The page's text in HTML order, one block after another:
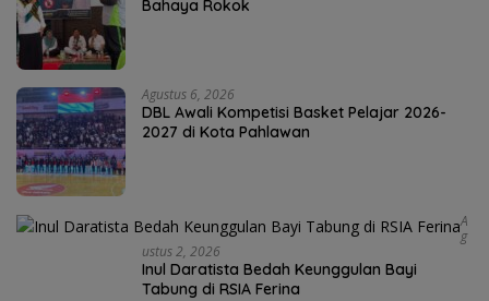
Bahaya Rokok
Agustus 6, 2026
DBL Awali Kompetisi Basket Pelajar 2026-
2027 di Kota Pahlawan
A
G
Ustus 2, 2026
Inul Daratista Bedah Keunggulan Bayi
Tabung di RSIA Ferina